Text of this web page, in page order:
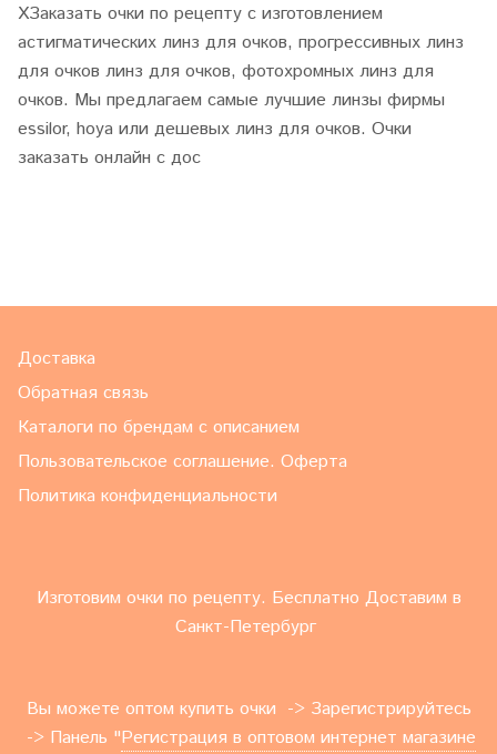
XЗаказать очки по рецепту с изготовлением
астигматических линз для очков, прогрессивных линз
для очков линз для очков, фотохромных линз для
очков. Мы предлагаем самые лучшие линзы фирмы
essilor, hoya или дешевых линз для очков. Очки
заказать онлайн с дос
Доставка
Обратная связь
Каталоги по брендам с описанием
Пользовательское соглашение. Оферта
Политика конфиденциальности
Изготовим очки по рецепту. Бесплатно Доставим в
Санкт-Петербург
Вы можете оптом купить очки -> Зарегистрируйтесь
-> Панель "Регистрация в оптовом интернет магазине